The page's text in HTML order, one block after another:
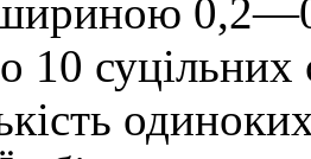
10 суцільних